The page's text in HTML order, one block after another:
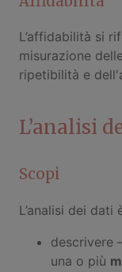
L’affidabilità si
misurazione
ripetibilità e
L’analisi
Scopi
L’analisi dei
descrivere
una o più